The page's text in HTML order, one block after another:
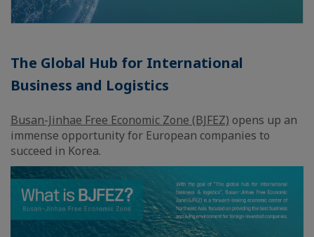
The Global Hub for International
Business and Logistics
Busan-Jinhae Free Economic Zone (BJFEZ) opens up an
immense opportunity for European companies to
succeed in Korea.